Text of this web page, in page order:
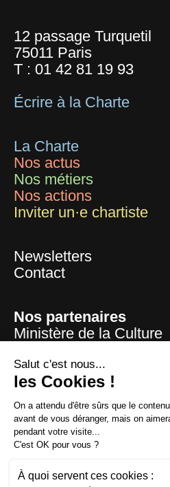
12 passage Turquetil
75011 Paris
T : 01 42 81 19 93
Écrire à la Charte
La Charte
Nos actus
Nos métiers
Nos actions
Inviter un·e chartiste
Newsletters
Contact
Nos partenaires
Ministère de la Culture
Centre national du livre
La Sofia
La SAIF
CFC
Lire et faire lire
Salut c'est nous...
les Cookies !
On a attendu d'être sûrs que le
avant de vous déranger, mais on
pendant votre visite...
C'est OK pour vous ?
À quoi servent ces cookies :